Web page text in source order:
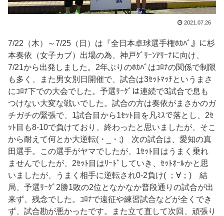
2021.07.26
7/22（木）～7/25（日）は『全日本卓球選手権ﾎｶﾊﾞ』に杉
本奏依（女子カブ）出場の為、神戸ｸﾞﾘｰﾝｱﾘｰﾅに向け、
7/21から出発しました。2年ぶりのﾎｶﾊﾞはｺﾛﾅの関係で制限
も多く、また男女別日開催で、試合は3ｾｯﾄﾏｯﾁというまさ
にｺﾛﾅ下での大会でした。予選ﾘｰｸﾞは連続で3試合で息も
つけない大変な戦いでした。試合の方は奏依がまさかのガ
チガチの緊張で、1試合目から1ｾｯﾄ目を凡ﾐｽで落とし、2ｾ
ｯﾄ目も8-10で負けており、終わったと思いましたが、そこ
から耐えて何とか大逆転(・_・;) 次の試合は、愛知の真
田選手。この選手がヤマでしたが、1ｾｯﾄ目はうまく乗れ
ませんでしたが、2ｾｯﾄ目はﾘｰﾄﾞしていき、ｾｯﾄｵｰﾙかと思
いましたが、うまく相手に逆転され0-2負け( ；∀；) 結
局、予選ﾘｰｸﾞ2勝1敗の2位となかなか普段通りの試合が出
来ず、残念でした。ｺﾛﾅで遠征や練習試合などが全くでき
ず、試合勘が悪かったです。また立て直して次回、頑張り